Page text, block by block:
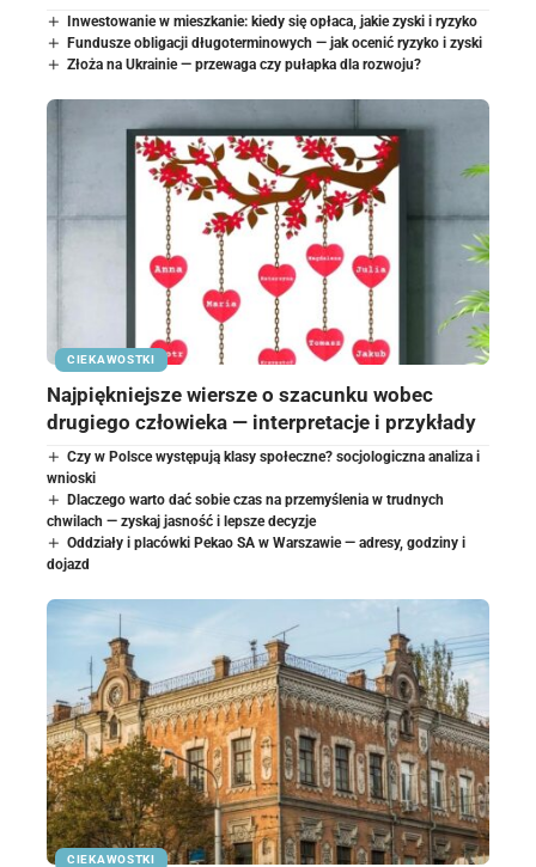
Inwestowanie w mieszkanie: kiedy się opłaca, jakie zyski i ryzyko
Fundusze obligacji długoterminowych — jak ocenić ryzyko i zyski
Złoża na Ukrainie — przewaga czy pułapka dla rozwoju?
CIEKAWOSTKI
Najpiękniejsze wiersze o szacunku wobec
drugiego człowieka — interpretacje i przykłady
Czy w Polsce występują klasy społeczne? socjologiczna analiza i
wnioski
Dlaczego warto dać sobie czas na przemyślenia w trudnych
chwilach — zyskaj jasność i lepsze decyzje
Oddziały i placówki Pekao SA w Warszawie — adresy, godziny i
dojazd
CIEKAWOSTKI